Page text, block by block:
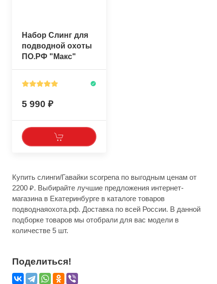
Набор Слинг для
подводной охоты
ПО.РФ "Макс"
5 990
Купить слинги/Гавайки scorpena по выгодным ценам от
2200 ₽. Выбирайте лучшие предложения интернет-
магазина в Екатеринбурге в каталоге товаров
подводнаяохота.рф. Доставка по всей России. В данной
подборке товаров мы отобрали для вас модели в
количестве 5 шт.
Поделиться!